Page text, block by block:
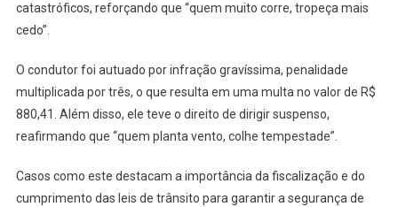
catastróficos, reforçando que “quem muito corre, tropeça mais
cedo”.
O condutor foi autuado por infração gravíssima, penalidade
multiplicada por três, o que resulta em uma multa no valor de R$
880,41. Além disso, ele teve o direito de dirigir suspenso,
reafirmando que “quem planta vento, colhe tempestade”.
Casos como este destacam a importância da fiscalização e do
cumprimento das leis de trânsito para garantir a segurança de